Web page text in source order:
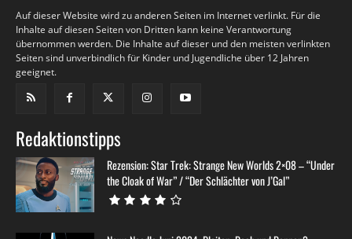
Auf dieser Website wird zu anderen Seiten im Internet verlinkt. Für die
Inhalte auf diesen Seiten von Dritten kann keine Verantwortung
übernommen werden. Die Inhalte auf dieser und den meisten verlinkten
Seiten sind unverbindlich für Kinder und Jugendliche über 12 Jahren
geeignet.
Redaktionstipps
Rezension: Star Trek: Strange New Worlds 2×08 – “Under
the Cloak of War” / “Der Schlächter von J’Gal”